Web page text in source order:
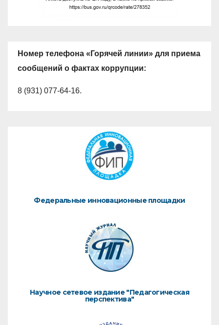
Номер телефона «Горячей линии» для приема
сообщений о фактах коррупции:
8 (931) 077-64-16.
Федеральные инновационные площадки
Научное сетевое издание "Педагогическая
перспектива"